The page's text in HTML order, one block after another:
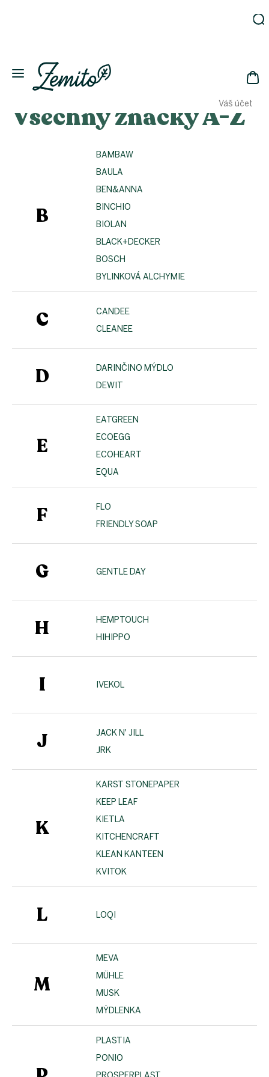
Váš účet
Eko
domácnost
Kosmetika
Vánoce
Všechny značky A-Z
B
BAMBAW
BAULA
BEN&ANNA
BINCHIO
BIOLAN
BLACK+DECKER
BOSCH
BYLINKOVÁ ALCHYMIE
C
CANDEE
CLEANEE
D
DARINČINO MÝDLO
DEWIT
E
EATGREEN
ECOEGG
ECOHEART
EQUA
F
FLO
FRIENDLY SOAP
G GENTLE DAY
H
HEMPTOUCH
HIHIPPO
I IVEKOL
J
JACK N' JILL
JRK
K
KARST STONEPAPER
KEEP LEAF
KIETLA
KITCHENCRAFT
KLEAN KANTEEN
KVITOK
L LOQI
M
MEVA
MÜHLE
MUSK
MÝDLENKA
PLASTIA
PONIO